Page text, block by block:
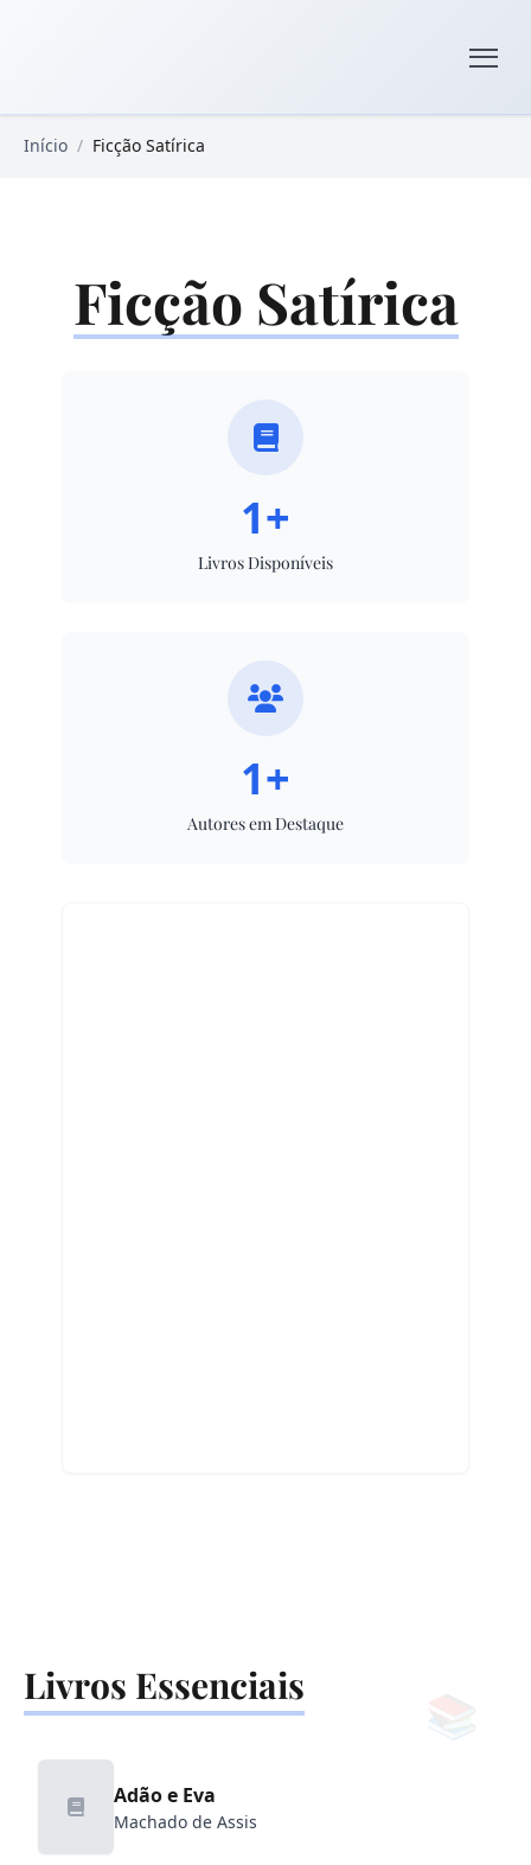
Início / Ficção Satírica
Ficção Satírica
1+
Livros Disponíveis
1+
Autores em Destaque
📚
Livros Essenciais
Adão e Eva
Machado de Assis